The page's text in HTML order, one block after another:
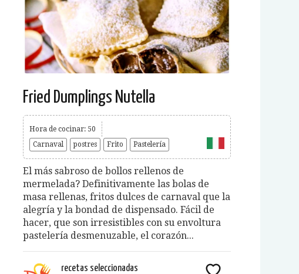
Fried Dumplings Nutella
Hora de cocinar: 50
Carnaval
postres Frito Pastelería
El más sabroso de bollos rellenos de
mermelada? Definitivamente las bolas de
masa rellenas, fritos dulces de carnaval que la
alegría y la bondad de dispensado. Fácil de
hacer, que son irresistibles con su envoltura
pastelería desmenuzable, el corazón...
recetas seleccionadas